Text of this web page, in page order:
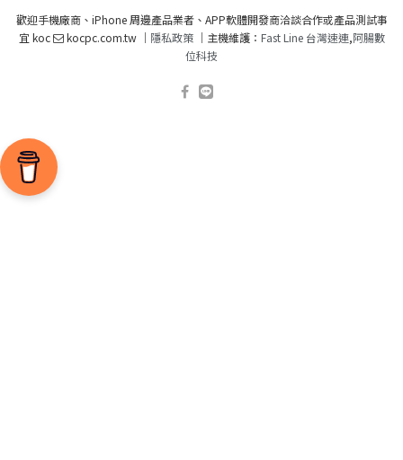
歡迎手機廠商、iPhone 周邊產品業者、APP軟體開發商洽談合作或產品測試事
宜 koc
kocpc.com.tw ｜ 隱私政策｜主機維護： Fast Line 台灣速連,阿腸數
位科技